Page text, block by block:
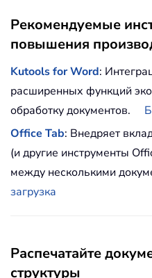
Рекомендуемые
повышения
Kutools for Word:
расширенных функций
обработку документов.
Office Tab: Внедряет
(и другие инструменты
между несколькими
загрузка
Распечатайте
структуры